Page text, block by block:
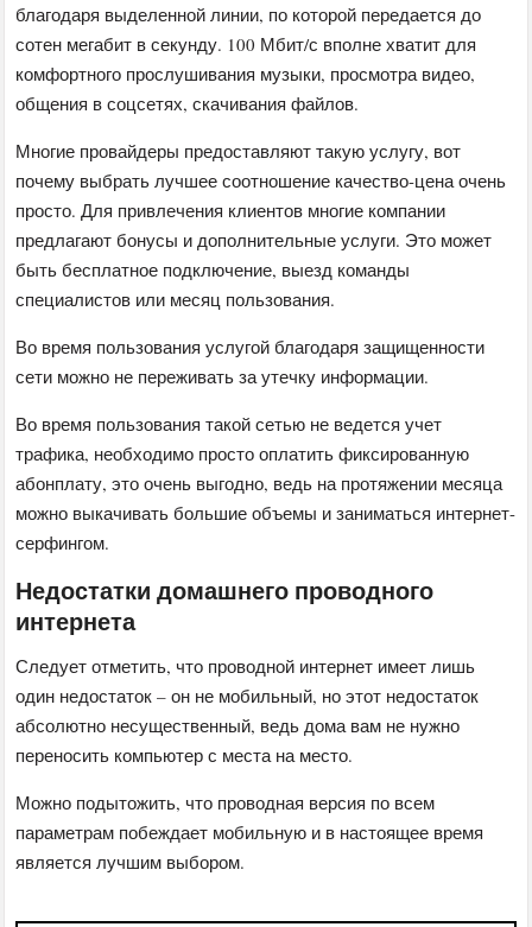
благодаря выделенной линии, по которой передается до
сотен мегабит в секунду. 100 Мбит/с вполне хватит для
комфортного прослушивания музыки, просмотра видео,
общения в соцсетях, скачивания файлов.
Многие провайдеры предоставляют такую услугу, вот
почему выбрать лучшее соотношение качество-цена очень
просто. Для привлечения клиентов многие компании
предлагают бонусы и дополнительные услуги. Это может
быть бесплатное подключение, выезд команды
специалистов или месяц пользования.
Во время пользования услугой благодаря защищенности
сети можно не переживать за утечку информации.
Во время пользования такой сетью не ведется учет
трафика, необходимо просто оплатить фиксированную
абонплату, это очень выгодно, ведь на протяжении месяца
можно выкачивать большие объемы и заниматься интернет-
серфингом.
Недостатки домашнего проводного
интернета
Следует отметить, что проводной интернет имеет лишь
один недостаток – он не мобильный, но этот недостаток
абсолютно несущественный, ведь дома вам не нужно
переносить компьютер с места на место.
Можно подытожить, что проводная версия по всем
параметрам побеждает мобильную и в настоящее время
является лучшим выбором.